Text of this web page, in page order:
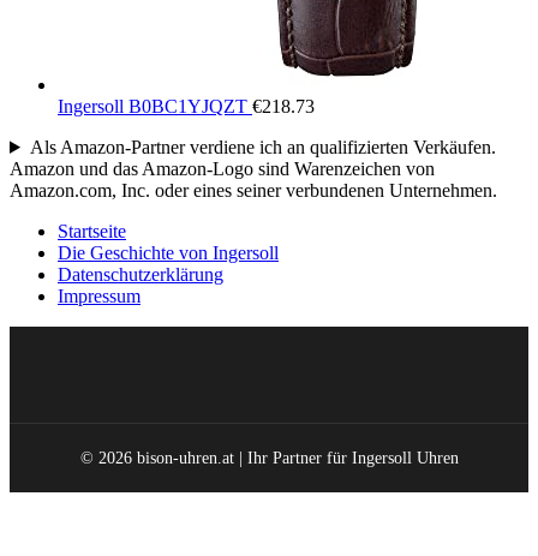
Ingersoll B0BC1YJQZT €218.73
Als Amazon-Partner verdiene ich an qualifizierten Verkäufen.
Amazon und das Amazon-Logo sind Warenzeichen von
Amazon.com, Inc. oder eines seiner verbundenen Unternehmen.
Startseite
Die Geschichte von Ingersoll
Datenschutzerklärung
Impressum
© 2026 bison-uhren.at | Ihr Partner für Ingersoll Uhren